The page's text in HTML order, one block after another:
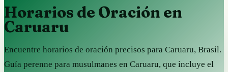
Horarios de Oración en
Caruaru
Encuentre horarios de oración precisos para Caruaru, Brasil.
Guía perenne para musulmanes en Caruaru, que incluye el